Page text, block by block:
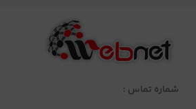
شماره تماس :